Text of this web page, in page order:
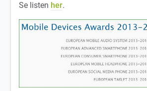
Se listen her.